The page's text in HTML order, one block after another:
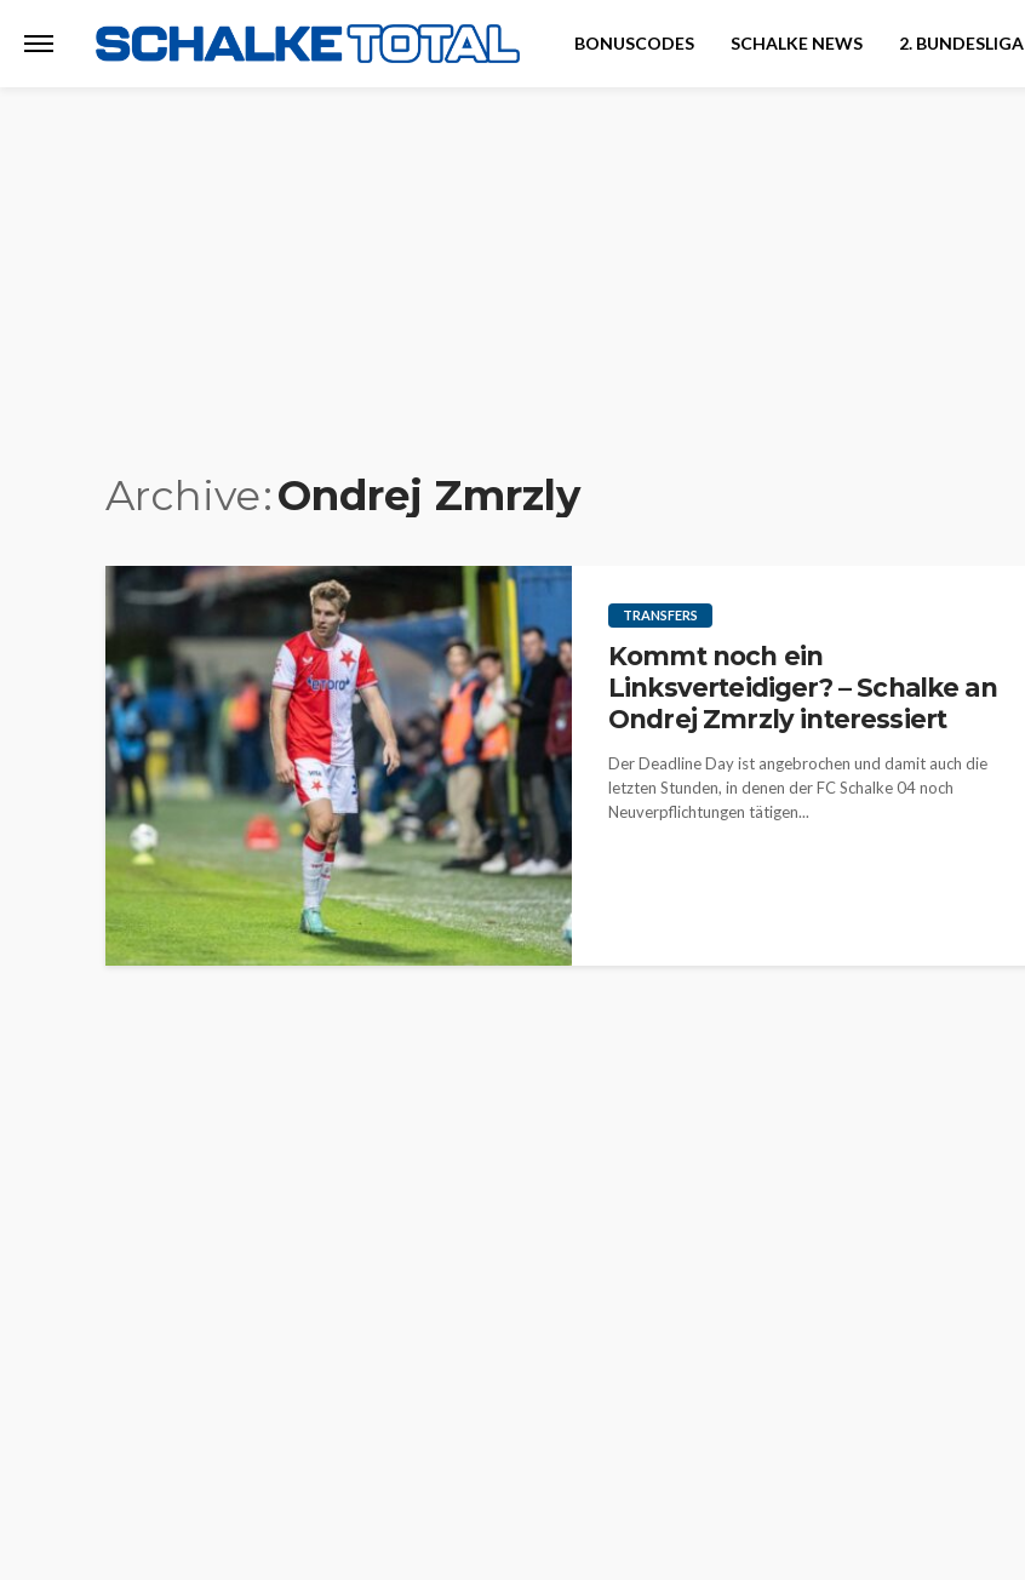
BONUSCODES SCHALKE NEWS 2. BUNDESLIGA
Archive Ondrej Zmrzly
TRANSFERS
Kommt noch ein
Linksverteidiger? – Schalke an
Ondrej Zmrzly interessiert
Der Deadline Day ist angebrochen und damit auch die
letzten Stunden, in denen der FC Schalke 04 noch
Neuverpflichtungen tätigen...